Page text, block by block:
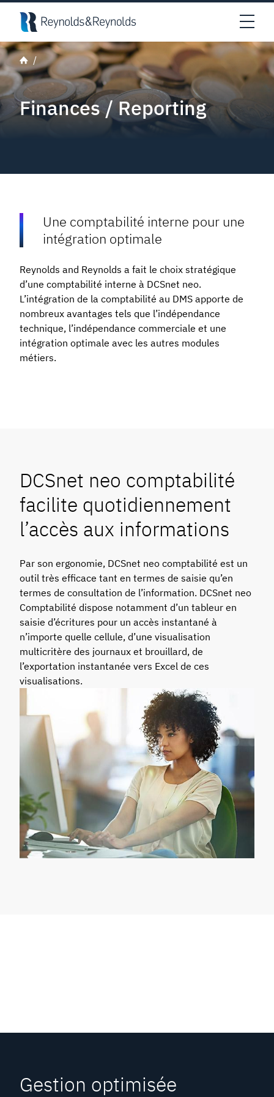
Skip to main content
Finances / Reporting
Une comptabilité interne pour une
intégration optimale
Reynolds and Reynolds a fait le choix stratégique
d’une comptabilité interne à DCSnet neo.
L’intégration de la comptabilité au DMS apporte de
nombreux avantages tels que l’indépendance
technique, l’indépendance commerciale et une
intégration optimale avec les autres modules
métiers.
DCSnet neo comptabilité
facilite quotidiennement
l’accès aux informations
Par son ergonomie, DCSnet neo comptabilité est un
outil très efficace tant en termes de saisie qu’en
termes de consultation de l’information. DCSnet neo
Comptabilité dispose notamment d’un tableur en
saisie d’écritures pour un accès instantané à
n’importe quelle cellule, d’une visualisation
multicritère des journaux et brouillard, de
l’exportation instantanée vers Excel de ces
visualisations.
Gestion optimisée